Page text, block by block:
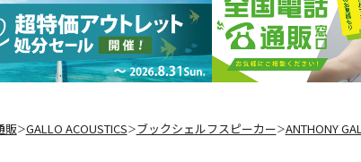
販＞GALLO ACOUSTICS＞ブックシェルフスピーカー＞ANTHONY